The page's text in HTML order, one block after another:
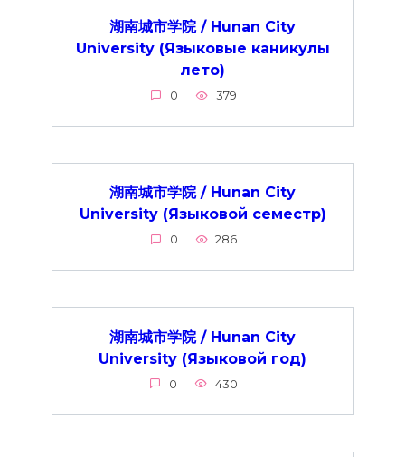
湖南城市学院 / Hunan City
University (Языковые каникулы
лето)
0 379
湖南城市学院 / Hunan City
University (Языковой семестр)
0 286
湖南城市学院 / Hunan City
University (Языковой год)
0 430